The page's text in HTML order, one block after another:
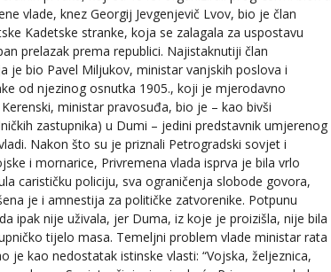
vlade, knez Georgij Jevgenjevič Lvov, bio je član
Kadetske stranke, koja se zalagala za uspostavu
prelazak prema republici. Najistaknutiji član
je bio Pavel Miljukov, ministar vanjskih poslova i
od njezinog osnutka 1905., koji je mjerodavno
ministar pravosuđa, bio je – kao bivši
zastupnika) u Dumi – jedini predstavnik umjerenog
Nakon što su je priznali Petrogradski sovjet i
i mornarice, Privremena vlada isprva je bila vrlo
carističku policiju, sva ograničenja slobode govora,
je i amnestija za političke zatvorenike. Potpunu
ipak nije uživala, jer Duma, iz koje je proizišla, nije bila
tijelo masa. Temeljni problem vlade ministar rata
je kao nedostatak istinske vlasti: “Vojska, željeznica,